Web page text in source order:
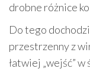
drobne różnice
Do tego dochodzi
przestrzenny z
łatwiej „wejść”